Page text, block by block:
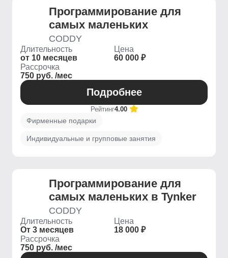
Программирование для
самых маленьких
CODDY
Длительность
от 10 месяцев
Цена
60 000 ₽
Рассрочка
750 руб. /мес
Подробнее
Рейтинг4.00
Фирменные подарки
Индивидуальные и групповые занятия
Программирование для
самых маленьких в Tynker
CODDY
Длительность
От 3 месяцев
Цена
18 000 ₽
Рассрочка
750 руб. /мес